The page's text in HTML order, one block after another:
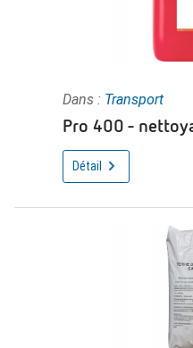
Dans : Transport
Pro 400 -
Détail